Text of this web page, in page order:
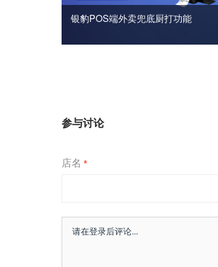
银豹POS端外卖兜底厨打功能
参与讨论
店名 *